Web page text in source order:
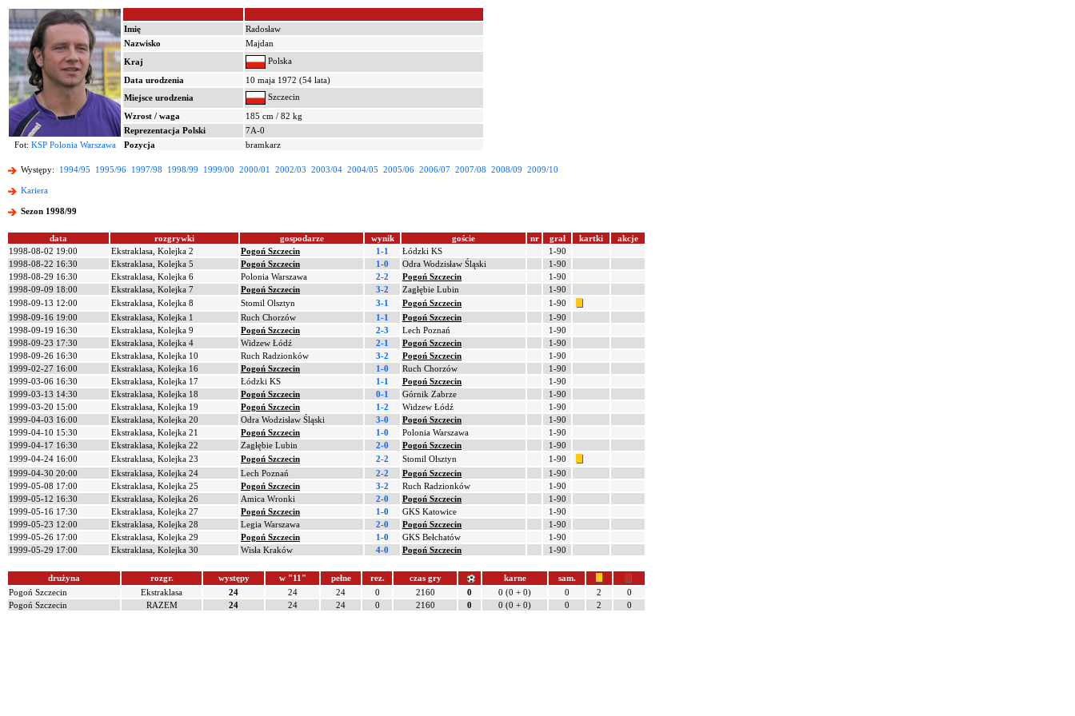
Imię
Radosław
Nazwisko
Majdan
Kraj
Polska
Data urodzenia
10 maja 1972 (54 lata)
Miejsce urodzenia
Szczecin
Wzrost / waga
185 cm / 82 kg
Reprezentacja Polski
7A-0
Fot: KSP Polonia Warszawa Pozycja bramkarz
Występy: 1994/95 1995/96 1997/98 1998/99 1999/00 2000/01 2002/03 2003/04 2004/05 2005/06 2006/07 2007/08 2008/09 2009/10
Kariera
Sezon 1998/99
data rozgrywki gospodarze wynik goście nr grał kartki
akcje
1998-08-02 19:00
Ekstraklasa, Kolejka 2 Pogoń Szczecin 1-1 Łódzki KS
1-90
1998-08-22 16:30
Ekstraklasa, Kolejka 5 Pogoń Szczecin 1-0 Odra Wodzisław Śląski
1-90
1998-08-29 16:30
Ekstraklasa, Kolejka 6 Polonia Warszawa 2-2 Pogoń Szczecin
1-90
1998-09-09 18:00
Ekstraklasa, Kolejka 7 Pogoń Szczecin 3-2 Zagłębie Lubin
1-90
1998-09-13 12:00
Ekstraklasa, Kolejka 8 Stomil Olsztyn 3-1 Pogoń Szczecin
1-90
1998-09-16 19:00
Ekstraklasa, Kolejka 1 Ruch Chorzów 1-1 Pogoń Szczecin
1-90
1998-09-19 16:30
Ekstraklasa, Kolejka 9 Pogoń Szczecin 2-3 Lech Poznań
1-90
1998-09-23 17:30
Ekstraklasa, Kolejka 4 Widzew Łódź 2-1 Pogoń Szczecin
1-90
1998-09-26 16:30
Ekstraklasa, Kolejka 10 Ruch Radzionków 3-2 Pogoń Szczecin
1-90
1999-02-27 16:00
Ekstraklasa, Kolejka 16 Pogoń Szczecin 1-0 Ruch Chorzów
1-90
1999-03-06 16:30
Ekstraklasa, Kolejka 17 Łódzki KS 1-1 Pogoń Szczecin
1-90
1999-03-13 14:30
Ekstraklasa, Kolejka 18 Pogoń Szczecin 0-1 Górnik Zabrze
1-90
1999-03-20 15:00
Ekstraklasa, Kolejka 19 Pogoń Szczecin 1-2 Widzew Łódź
1-90
1999-04-03 16:00
Ekstraklasa, Kolejka 20 Odra Wodzisław Śląski 3-0 Pogoń Szczecin
1-90
1999-04-10 15:30
Ekstraklasa, Kolejka 21 Pogoń Szczecin 1-0 Polonia Warszawa
1-90
1999-04-17 16:30
Ekstraklasa, Kolejka 22 Zagłębie Lubin 2-0 Pogoń Szczecin
1-90
1999-04-24 16:00
Ekstraklasa, Kolejka 23 Pogoń Szczecin 2-2 Stomil Olsztyn
1-90
1999-04-30 20:00
Ekstraklasa, Kolejka 24 Lech Poznań 2-2 Pogoń Szczecin
1-90
1999-05-08 17:00
Ekstraklasa, Kolejka 25 Pogoń Szczecin 3-2 Ruch Radzionków
1-90
1999-05-12 16:30
Ekstraklasa, Kolejka 26 Amica Wronki 2-0 Pogoń Szczecin
1-90
1999-05-16 17:30
Ekstraklasa, Kolejka 27 Pogoń Szczecin 1-0 GKS Katowice
1-90
1999-05-23 12:00
Ekstraklasa, Kolejka 28 Legia Warszawa 2-0 Pogoń Szczecin
1-90
1999-05-26 17:00
Ekstraklasa, Kolejka 29 Pogoń Szczecin 1-0 GKS Bełchatów
1-90
1999-05-29 17:00
Ekstraklasa, Kolejka 30 Wisła Kraków 4-0 Pogoń Szczecin 1-90
drużyna rozgr. występy w "11" pełne rez. czas gry karne
sam.
Pogoń Szczecin
Ekstraklasa 24 24 24 0 2160 0 0 (0 + 0) 0 2
0
Pogoń Szczecin
RAZEM 24 24 24 0 2160 0 0 (0 + 0) 0 2 0